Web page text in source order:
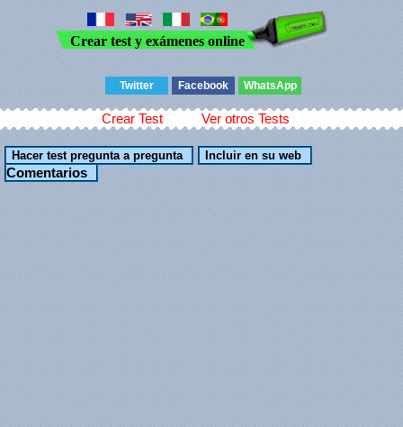
Crear test y exámenes online
Twitter Facebook WhatsApp
Crear Test Ver otros Tests
Comentarios